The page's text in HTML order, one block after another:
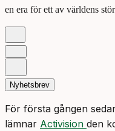
en era för ett av världens
Nyhetsbrev
För första gången
lämnar Activision den